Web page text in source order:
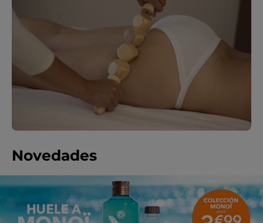
Novedades